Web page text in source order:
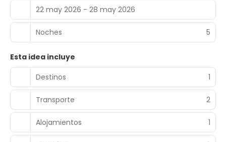
22 may 2026 - 28 may 2026
Noches 5
Esta idea incluye
Destinos
1
Transporte 2
Alojamientos 1